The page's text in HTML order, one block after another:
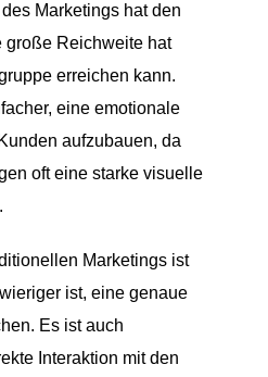
Marketings hat den
große Reichweite hat
erreichen kann.
eine emotionale
aufzubauen, da
oft eine starke visuelle
Marketings ist
ist, eine genaue
Es ist auch
Interaktion mit den